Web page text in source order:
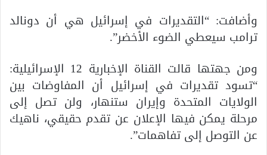
وأضافت: “التقديرات في إسرائيل هي أن دونالد
ترامب سيعطي الضوء الأخضر”.
ومن جهتها قالت القناة الإخبارية 12 الإسرائيلية:
“تسود تقديرات في إسرائيل أن المفاوضات بين
الولايات المتحدة وإيران ستنهار، ولن تصل إلى
مرحلة يمكن فيها الإعلان عن تقدم حقيقي، ناهيك
عن التوصل إلى تفاهمات”.